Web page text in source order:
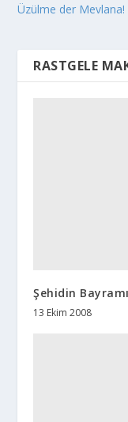
Üzülme der Mevlana!
RASTGELE
Şehidin Bayramı
13 Ekim 2008